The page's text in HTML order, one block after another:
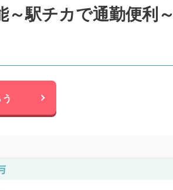
～駅チカで通勤便利～